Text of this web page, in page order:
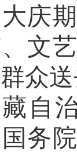
庆
文
众
自
务